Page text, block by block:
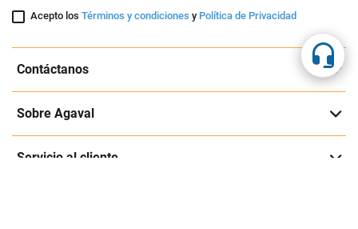
Acepto losTérminos y condiciones y Política de Privacidad
Contáctanos
Sobre Agaval
Servicio al cliente